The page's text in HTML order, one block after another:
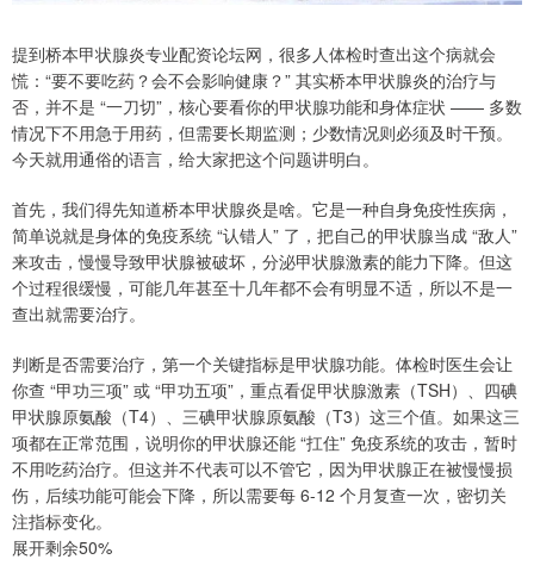
提到桥本甲状腺炎专业配资论坛网，很多人体检时查出这个病就会
慌：“要不要吃药？会不会影响健康？” 其实桥本甲状腺炎的治疗与
否，并不是 “一刀切”，核心要看你的甲状腺功能和身体症状 —— 多数
情况下不用急于用药，但需要长期监测；少数情况则必须及时干预。
今天就用通俗的语言，给大家把这个问题讲明白。
首先，我们得先知道桥本甲状腺炎是啥。它是一种自身免疫性疾病，
简单说就是身体的免疫系统 “认错人” 了，把自己的甲状腺当成 “敌人”
来攻击，慢慢导致甲状腺被破坏，分泌甲状腺激素的能力下降。但这
个过程很缓慢，可能几年甚至十几年都不会有明显不适，所以不是一
查出就需要治疗。
判断是否需要治疗，第一个关键指标是甲状腺功能。体检时医生会让
你查 “甲功三项” 或 “甲功五项”，重点看促甲状腺激素（TSH）、四碘
甲状腺原氨酸（T4）、三碘甲状腺原氨酸（T3）这三个值。如果这三
项都在正常范围，说明你的甲状腺还能 “扛住” 免疫系统的攻击，暂时
不用吃药治疗。但这并不代表可以不管它，因为甲状腺正在被慢慢损
伤，后续功能可能会下降，所以需要每 6-12 个月复查一次，密切关
注指标变化。
展开剩余50%